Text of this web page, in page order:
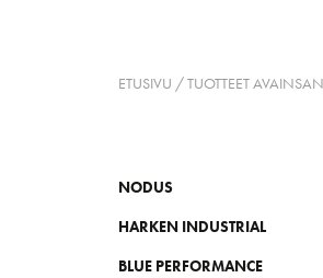
ETUSIVU / TUOTTEET
NODUS
HARKEN INDUSTRIAL
BLUE PERFORMANCE